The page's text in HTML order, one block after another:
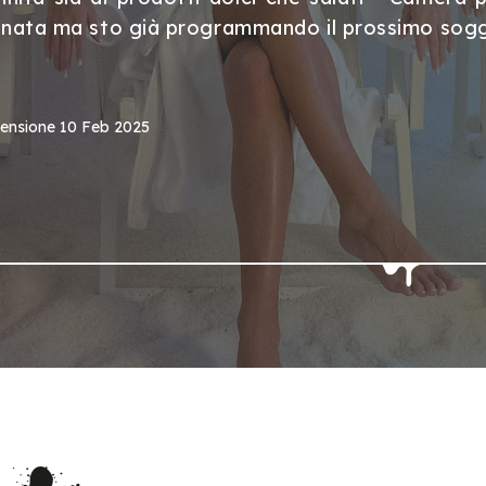
ma sto già programmando il prossimo
10 Feb 2025